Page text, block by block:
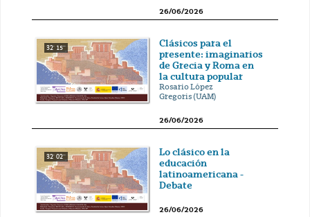
26/06/2026
32' 15''
Clásicos para el
presente: imaginarios
de Grecia y Roma en
la cultura popular
Rosario López
Gregoris (UAM)
26/06/2026
32' 02''
Lo clásico en la
educación
latinoamericana -
Debate
26/06/2026